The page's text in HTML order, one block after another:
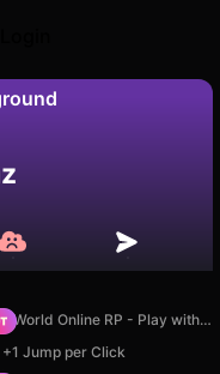
Sprunki World Online RP - Play with Friends!
Jump per Click